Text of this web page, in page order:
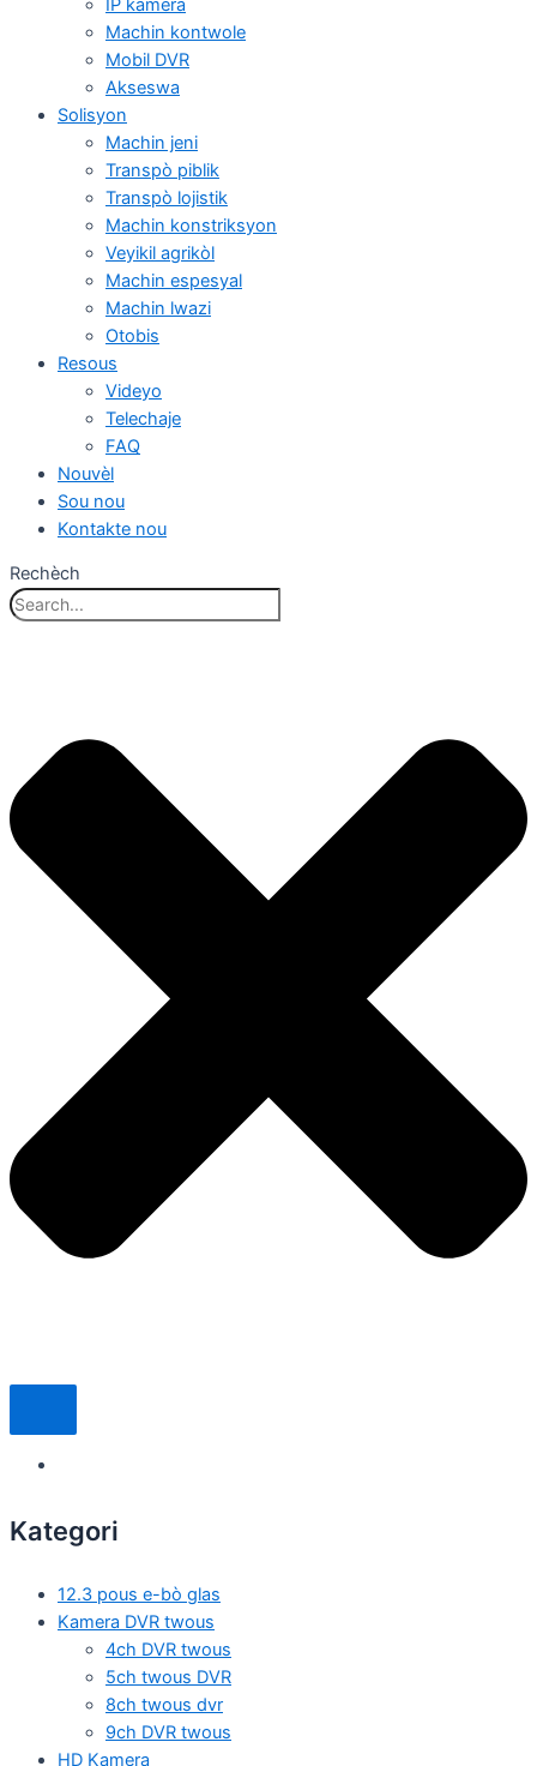
IP kamera
Machin kontwole
Mobil DVR
Akseswa
Solisyon
Machin jeni
Transpò piblik
Transpò lojistik
Machin konstriksyon
Veyikil agrikòl
Machin espesyal
Machin lwazi
Otobis
Resous
Videyo
Telechaje
FAQ
Nouvèl
Sou nou
Kontakte nou
Rechèch
Kategori
12.3 pous e-bò glas
Kamera DVR twous
4ch DVR twous
5ch twous DVR
8ch twous dvr
9ch DVR twous
HD Kamera